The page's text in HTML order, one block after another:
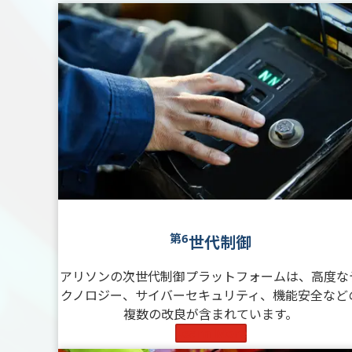
第6世代制御
アリソンの次世代制御プラットフォームは、高度な
クノロジー、サイバーセキュリティ、機能安全など
複数の改良が含まれています。
Learn More